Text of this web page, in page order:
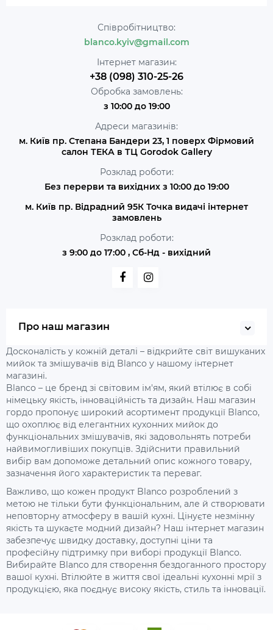
Співробітництво:
blanco.kyiv@gmail.com
Інтернет магазин:
+38 (098) 310-25-26
Обробка замовлень:
з 10:00 до 19:00
Адреси магазинів:
м. Київ пр. Степана Бандери 23, 1 поверх Фірмовий
салон ТЕКА в ТЦ Gorodok Gallery
Розклад роботи:
Без перерви та вихідних з 10:00 до 19:00
м. Київ пр. Відрадний 95К Точка видачі інтернет
замовлень
Розклад роботи:
з 9:00 до 17:00 , Сб-Нд - вихідний
Про наш магазин
Досконалість у кожній деталі – відкрийте світ вишуканих
мийок та змішувачів від Blanco у нашому інтернет
магазині.
Blanco – це бренд зі світовим ім'ям, який втілює в собі
німецьку якість, інноваційність та дизайн. Наш магазин
гордо пропонує широкий асортимент продукції Blanco,
що охоплює від елегантних кухонних мийок до
функціональних змішувачів, які задовольнять потреби
найвимогливіших покупців. Здійснити правильний
вибір вам допоможе детальний опис кожного товару,
зазначення його характеристик та переваг.
Важливо, що кожен продукт Blanco розроблений з
метою не тільки бути функціональним, але й створювати
неповторну атмосферу в вашій кухні. Цінуєте незмінну
якість та шукаєте модний дизайн? Наш інтернет магазин
забезпечує швидку доставку, доступні ціни та
професійну підтримку при виборі продукції Blanco.
Вибирайте Blanco для створення бездоганного простору
вашої кухні. Втілюйте в життя свої ідеальні кухонні мрії з
продукцією, яка поєднує високу якість, стиль та інновації.